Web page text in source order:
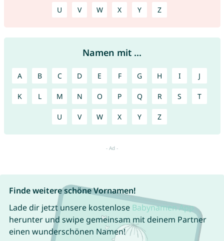
U V W X Y Z
Namen mit ...
A B C D E F G H I J
K L M N O P Q R S T
U V W X Y Z
Finde weitere schöne Vornamen!
Lade dir jetzt unsere kostenlose Babynamen App
herunter und swipe gemeinsam mit deinem Partner
einen wunderschönen Namen!